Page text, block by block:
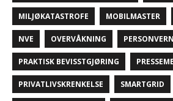
MILJØKATASTROFE MOBILMASTER
NVE OVERVÅKNING PERSONVERN
PRAKTISK BEVISSTGJØRING
PRIVATLIVSKRENKELSE SMARTGRID